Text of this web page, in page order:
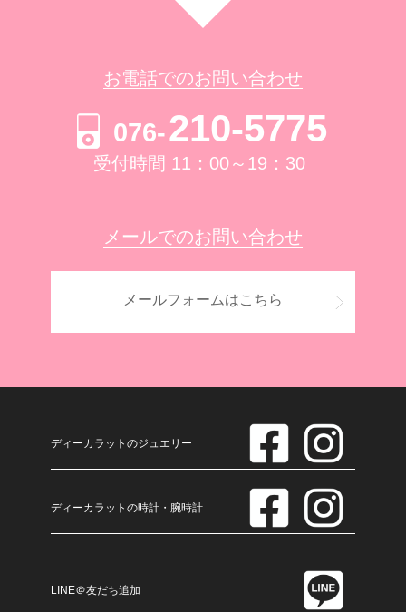
お電話でのお問い合わせ
076-210-5775
受付時間 11：00～19：30
メールでのお問い合わせ
メールフォームはこちら
ディーカラットのジュエリー
ディーカラットの時計・腕時計
LINE＠友だち追加